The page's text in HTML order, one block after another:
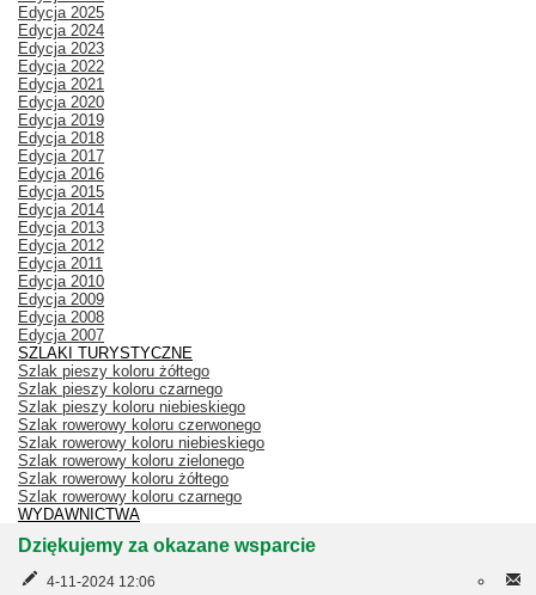
Edycja 2025
Edycja 2024
Edycja 2023
Edycja 2022
Edycja 2021
Edycja 2020
Edycja 2019
Edycja 2018
Edycja 2017
Edycja 2016
Edycja 2015
Edycja 2014
Edycja 2013
Edycja 2012
Edycja 2011
Edycja 2010
Edycja 2009
Edycja 2008
Edycja 2007
SZLAKI TURYSTYCZNE
Szlak pieszy koloru żółtego
Szlak pieszy koloru czarnego
Szlak pieszy koloru niebieskiego
Szlak rowerowy koloru czerwonego
Szlak rowerowy koloru niebieskiego
Szlak rowerowy koloru zielonego
Szlak rowerowy koloru żółtego
Szlak rowerowy koloru czarnego
WYDAWNICTWA
Dziękujemy za okazane wsparcie
4-11-2024 12:06